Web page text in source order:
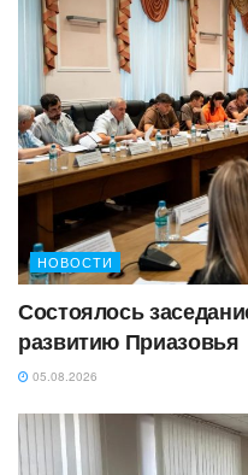
НОВОСТИ
Состоялось
развитию Приазовья
05.08.2026